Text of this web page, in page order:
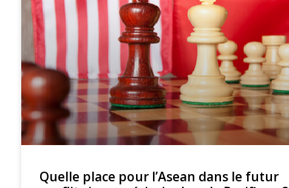
Quelle place pour l’Asean dans le futur